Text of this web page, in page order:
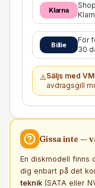
Klarna
Billie
För
30
⚠️Säljs med
avdragsgill
Gissa inte —
En diskmodell finns
dig enbart på det
teknik (SATA eller